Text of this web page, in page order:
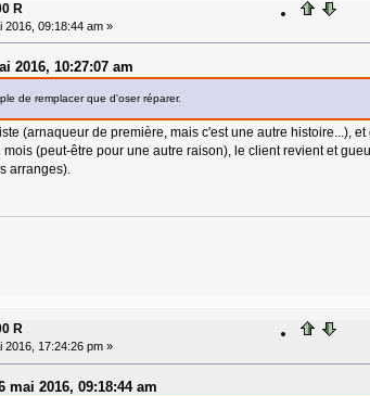
R
2016, 09:18:44 am »
2016, 10:27:07 am
de remplacer que d'oser réparer.
(arnaqueur de première, mais c'est une autre histoire...),
(peut-être pour une autre raison), le client revient et
arranges).
R
2016, 17:24:26 pm »
2016, 09:18:44 am